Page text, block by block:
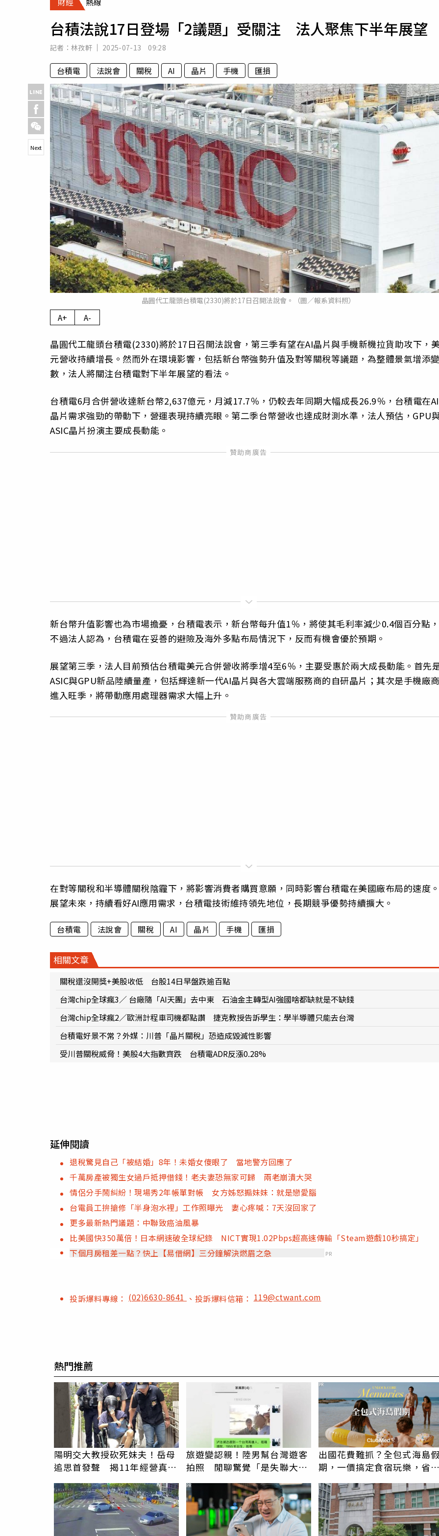
專欄
房產新勢力
運勢
台積法說17日登場「2議題」受關注 法人聚焦下半年展望
記者： 林孜軒 2025-07-13 09:28
台積電 法說會 關稅 AI 晶片 手機 匯損
晶圓代工龍頭台積電(2330)將於17日召開法說會。（圖／報系資料照）
Next
A+ A-
晶圓代工龍頭台積電(2330)將於17日召開法說會，第三季有望在AI晶片與手機新機拉貨助攻下，
元營收持續增長。然而外在環境影響，包括新台幣強勢升值及對等關稅等議題，為整體景氣增添
數，法人將關注台積電對下半年展望的看法。
台積電6月合併營收達新台幣2,637億元，月減17.7％，仍較去年同期大幅成長26.9％，台積電在AI
晶片需求強勁的帶動下，營運表現持續亮眼。第二季台幣營收也達成財測水準，法人預估，GPU
ASIC晶片扮演主要成長動能。
新台幣升值影響也為市場擔憂，台積電表示，新台幣每升值1％，將使其毛利率減少0.4個百分點，
不過法人認為，台積電在妥善的避險及海外多點布局情況下，反而有機會優於預期。
展望第三季，法人目前預估台積電美元合併營收將季增4至6％，主要受惠於兩大成長動能。首先
ASIC與GPU新品陸續量產，包括輝達新一代AI晶片與各大雲端服務商的自研晶片；其次是手機廠
進入旺季，將帶動應用處理器需求大幅上升。
在對等關稅和半導體關稅陰霾下，將影響消費者購買意願，同時影響台積電在美國廠布局的速度
展望未來，持續看好AI應用需求，台積電技術維持領先地位，長期競爭優勢持續擴大。
台積電 法說會 關稅 AI 晶片 手機 匯損
相關文章
關稅還沒開獎+美股收低 台股14日早盤跌逾百點
台灣chip全球瘋3／ 台廠隨「AI天團」去中東 石油金主轉型AI強國啥都缺就是不缺錢
台灣chip全球瘋2／歐洲計程車司機都點讚 捷克教授告訴學生：學半導體只能去台灣
台積電好景不常？外媒：川普「晶片關稅」恐造成毀滅性影響
受川普關稅威脅！美股4大指數齊跌 台積電ADR反漲0.28%
延伸閱讀
退稅驚見自己「被結婚」8年！未婚女傻眼了 當地警方回應了
千萬房產被獨生女過戶抵押借錢！老夫妻恐無家可歸 兩老崩潰大哭
情侶分手鬧糾紛！現場秀2年帳單對帳 女方姊怒搧妹妹：就是戀愛腦
台電員工拚搶修「半身泡水裡」工作照曝光 妻心疼喊：7天沒回家了
更多最新熱門議題：中聯致癌油風暴
比美國快350萬倍！日本網速破全球紀錄 NICT實現1.02Pbps超高速傳輸「Steam遊戲10秒搞定」
下個月房租差一點？快上【易借網】三分鐘解決燃眉之急
PR
投訴爆料專線： (02)6630-8641 、投訴爆料信箱：119@ctwant.com
熱門推薦
陽明交大教授砍死妹夫！岳母
追思首發聲 揭11年經營真相
旅遊變認親！陸男幫台灣遊客
拍照 閒聊驚覺「是失聯大
出國花費難抓？全包式海島
期，一價搞定食宿玩樂，省
PR
PR